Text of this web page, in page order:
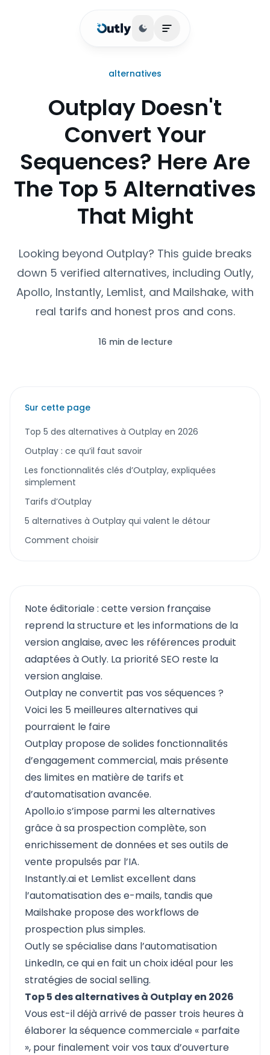
Basculer le thème
Ouvrir le menu
alternatives
Outplay Doesn't
Convert Your
Sequences? Here Are
The Top 5 Alternatives
That Might
Looking beyond Outplay? This guide breaks
down 5 verified alternatives, including Outly,
Apollo, Instantly, Lemlist, and Mailshake, with
real tarifs and honest pros and cons.
16 min de lecture
Sur cette page
Top 5 des alternatives à Outplay en 2026
Outplay : ce qu’il faut savoir
Les fonctionnalités clés d’Outplay, expliquées
simplement
Tarifs d’Outplay
5 alternatives à Outplay qui valent le détour
Comment choisir
Note éditoriale : cette version française
reprend la structure et les informations de la
version anglaise, avec les références produit
adaptées à Outly. La priorité SEO reste la
version anglaise.
Outplay ne convertit pas vos séquences ?
Voici les 5 meilleures alternatives qui
pourraient le faire
Outplay propose de solides fonctionnalités
d’engagement commercial, mais présente
des limites en matière de tarifs et
d’automatisation avancée.
Apollo.io s’impose parmi les alternatives
grâce à sa prospection complète, son
enrichissement de données et ses outils de
vente propulsés par l’IA.
Instantly.aiet Lemlist excellent dans
l’automatisation des e-mails, tandis que
Mailshake propose des workflows de
prospection plus simples.
Outlyse spécialise dans l’automatisation
LinkedIn, ce qui en fait un choix idéal pour les
stratégies de social selling.
Top 5 des alternatives à Outplay en 2026
Vous est-il déjà arrivé de passer trois heures à
élaborer la séquence commerciale « parfaite
», pour finalement voir vos taux d’ouverture